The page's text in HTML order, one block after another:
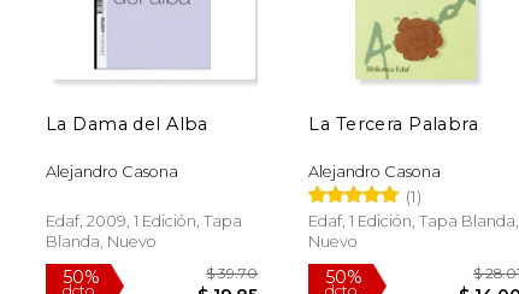
50%
dcto. $ 17.52
50%
dcto.
La Dama del Alba
Alejandro Casona
Edaf, 2009, 1 Edición, Tapa
Blanda, Nuevo
La Tercera Palabra
Alejandro Casona
(1)
Edaf, 1 Edición, Tapa Blanda,
Nuevo